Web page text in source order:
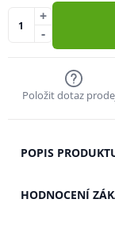
-
+
Položit dotaz
POPIS
HODNOCENÍ